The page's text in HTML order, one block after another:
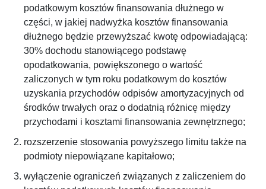
podatkowym kosztów finansowania dłużnego w
części, w jakiej nadwyżka kosztów finansowania
dłużnego będzie przewyższać kwotę odpowiadającą:
30% dochodu stanowiącego podstawę
opodatkowania, powiększonego o wartość
zaliczonych w tym roku podatkowym do kosztów
uzyskania przychodów odpisów amortyzacyjnych od
środków trwałych oraz o dodatnią różnicę między
przychodami i kosztami finansowania zewnętrznego;
rozszerzenie stosowania powyższego limitu także na
podmioty niepowiązane kapitałowo;
wyłączenie ograniczeń związanych z zaliczeniem do